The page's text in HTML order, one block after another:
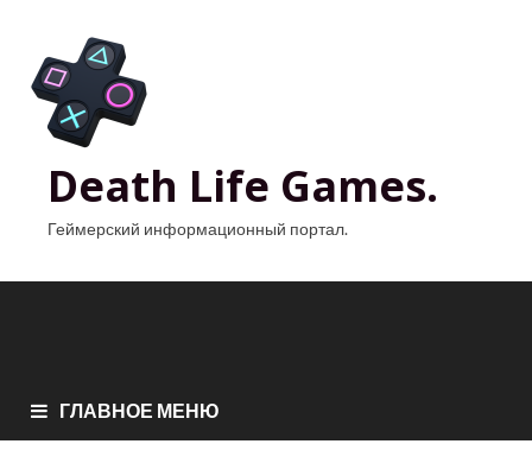
Death Life Games.
Геймерский информационный портал.
ГЛАВНОЕ МЕНЮ